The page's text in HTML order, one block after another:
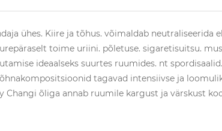
ühes. Kiire ja tõhus. võimaldab neutraliseerida
toime uriini. põletuse. sigaretisuitsu.
ideaalseks suurtes ruumides. nt
tagavad intensiivse ja
Changi õliga annab ruumile kargust ja värskust